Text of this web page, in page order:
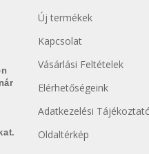
Új termékek
Kapcsolat
Vásárlási Feltételek
Elérhetőségeink
Adatkezelési
Oldaltérkép